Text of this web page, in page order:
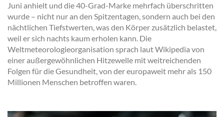
Juni anhielt und die 40-Grad-Marke mehrfach überschritten
wurde – nicht nur an den Spitzentagen, sondern auch bei den
nächtlichen Tiefstwerten, was den Körper zusätzlich belastet,
weil er sich nachts kaum erholen kann. Die
Weltmeteorologieorganisation sprach laut Wikipedia von
einer außergewöhnlichen Hitzewelle mit weitreichenden
Folgen für die Gesundheit, von der europaweit mehr als 150
Millionen Menschen betroffen waren.